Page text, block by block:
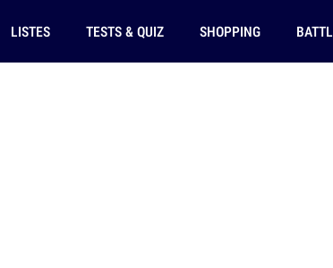
LISTES TESTS & QUIZ SHOPPING